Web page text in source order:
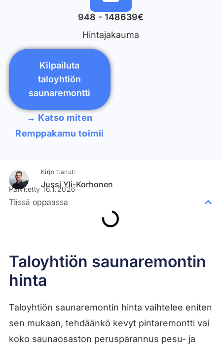
948 - 148639€
Hintajakauma
Kilpailuta
taloyhtiön
saunaremontti
→ Katso miten
Remppakamu toimii
Taloyhtiön saunaremontin
hinta
Taloyhtiön saunaremontin hinta vaihtelee eniten
sen mukaan, tehdäänkö kevyt pintaremontti vai
koko saunaosaston perusparannus pesu- ja
Kirjoittanut:
Jussi Yli-Korhonen
Päivitetty 16.1.2026
Tässä oppaassa